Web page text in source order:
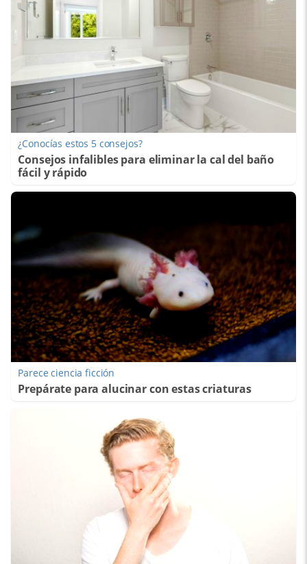
¿Conocías estos 5 consejos?
Consejos infalibles para eliminar la cal del baño
fácil y rápido
Parece ciencia ficción
Prepárate para alucinar con estas criaturas